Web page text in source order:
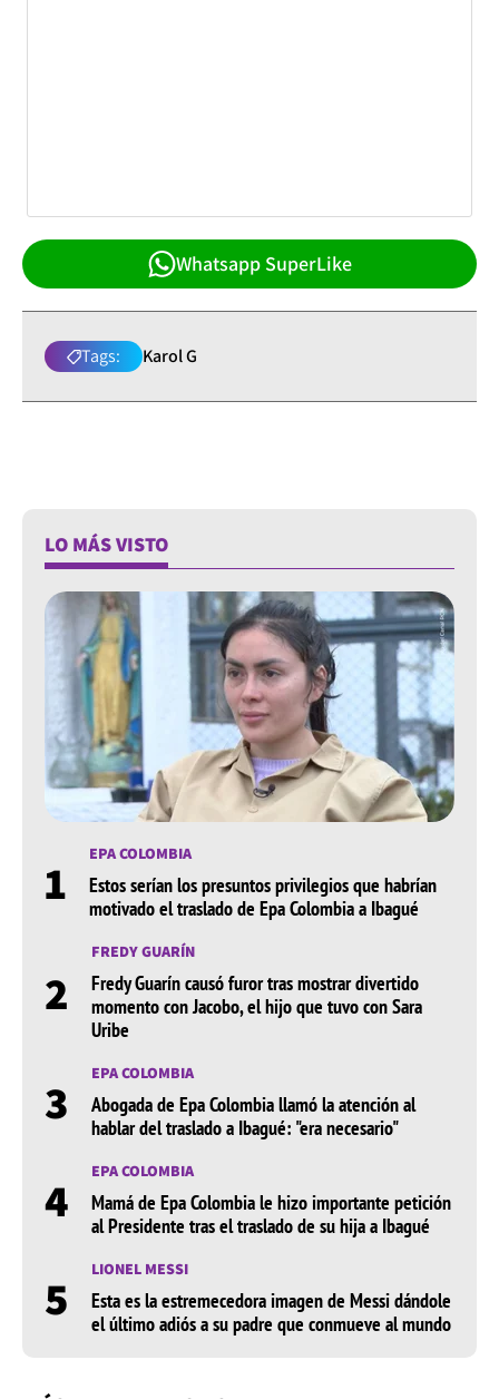
Whatsapp SuperLike
Tags: Karol G
LO MÁS VISTO
1 EPA COLOMBIA
Estos serían los presuntos privilegios que habrían
motivado el traslado de Epa Colombia a Ibagué
2
FREDY GUARÍN
Fredy Guarín causó furor tras mostrar divertido
momento con Jacobo, el hijo que tuvo con Sara
Uribe
3 EPA COLOMBIA
Abogada de Epa Colombia llamó la atención al
hablar del traslado a Ibagué: "era necesario"
4 EPA COLOMBIA
Mamá de Epa Colombia le hizo importante petición
al Presidente tras el traslado de su hija a Ibagué
5 LIONEL MESSI
Esta es la estremecedora imagen de Messi dándole
el último adiós a su padre que conmueve al mundo